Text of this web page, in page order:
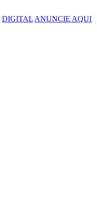
DIGITAL ANUNCIE AQUI